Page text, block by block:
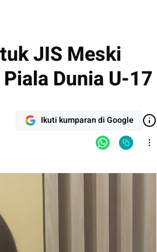
JIS Meski
Dunia U-17
Ikuti kumparan di Google